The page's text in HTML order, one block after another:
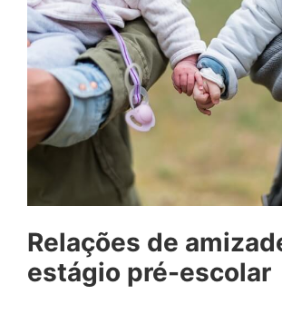
Relações de
estágio pré-escolar